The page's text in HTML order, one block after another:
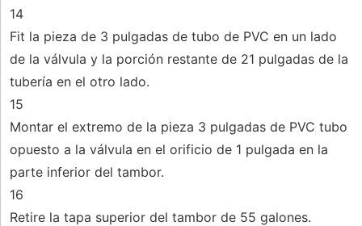
14
Fit la pieza de 3 pulgadas de tubo de PVC en un lado
de la válvula y la porción restante de 21 pulgadas de la
tubería en el otro lado.
15
Montar el extremo de la pieza 3 pulgadas de PVC tubo
opuesto a la válvula en el orificio de 1 pulgada en la
parte inferior del tambor.
16
Retire la tapa superior del tambor de 55 galones.